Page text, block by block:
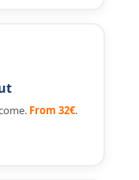
From 32€.